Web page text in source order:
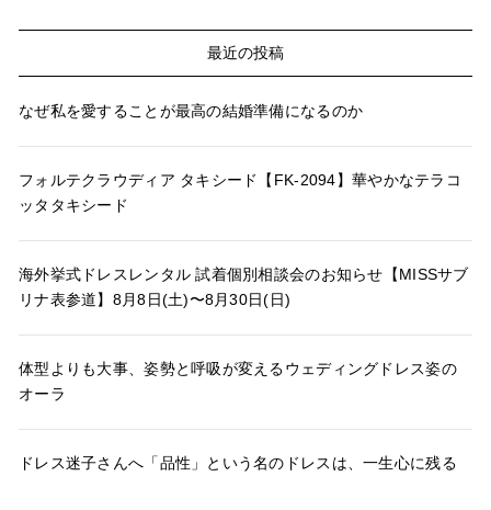
最近の投稿
なぜ私を愛することが最高の結婚準備になるのか
フォルテクラウディア タキシード【FK-2094】華やかなテラコ
ッタタキシード
海外挙式ドレスレンタル 試着個別相談会のお知らせ【MISSサブ
リナ表参道】8月8日(土)〜8月30日(日)
体型よりも大事、姿勢と呼吸が変えるウェディングドレス姿の
オーラ
ドレス迷子さんへ「品性」という名のドレスは、一生心に残る